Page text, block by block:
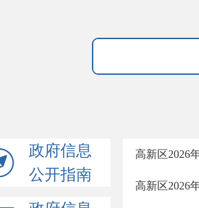
政府信息
公开指南
高新区2026
高新区2026